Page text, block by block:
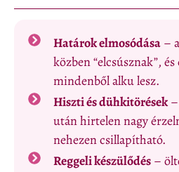
Határok elmosódása–
közben “elcsúsznak”,
mindenből alku lesz.
Hiszti és dühkitörések–
után hirtelen nagy
nehezen csillapítható.
Reggeli készülődés–